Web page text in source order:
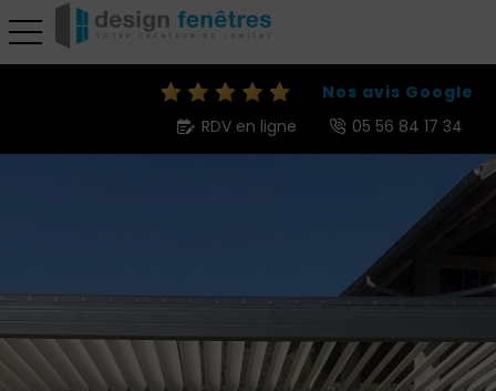
toggle navigation
Nos avis Google
RDV en ligne
05 56 84 17 34